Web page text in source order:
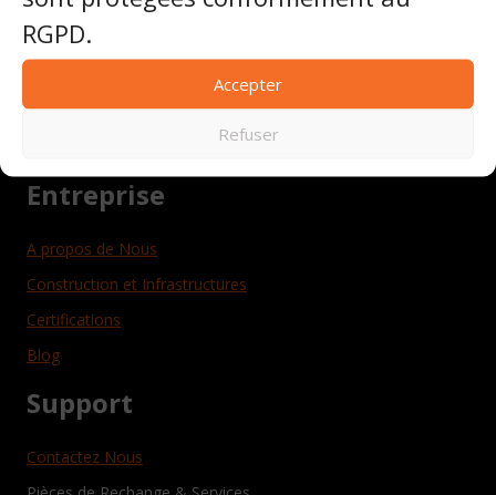
RGPD.
Accepter
Refuser
Exploitation Miniere
Construction et Infrastructures
Carriere de Marbre
Entreprise
A propos de Nous
Construction et Infrastructures
Certifications
Blog
Support
Contactez Nous